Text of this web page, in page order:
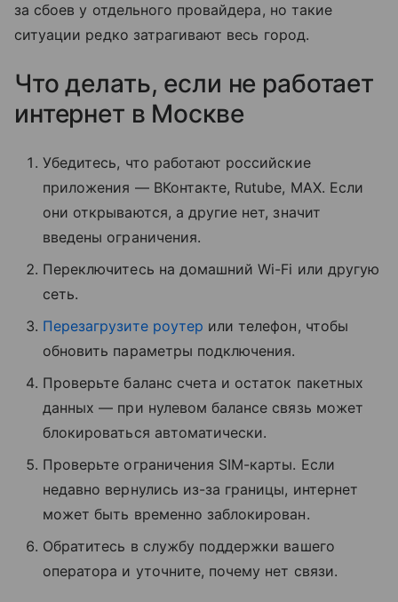
за сбоев у отдельного провайдера, но такие
ситуации редко затрагивают весь город.
Что делать, если не работает
интернет в Москве
Убедитесь, что работают российские
приложения — ВКонтакте, Rutube, MAX. Если
они открываются, а другие нет, значит
введены ограничения.
Переключитесь на домашний Wi-Fi или другую
сеть.
Перезагрузите роутер или телефон, чтобы
обновить параметры подключения.
Проверьте баланс счета и остаток пакетных
данных — при нулевом балансе связь может
блокироваться автоматически.
Проверьте ограничения SIM-карты. Если
недавно вернулись из-за границы, интернет
может быть временно заблокирован.
Обратитесь в службу поддержки вашего
оператора и уточните, почему нет связи.